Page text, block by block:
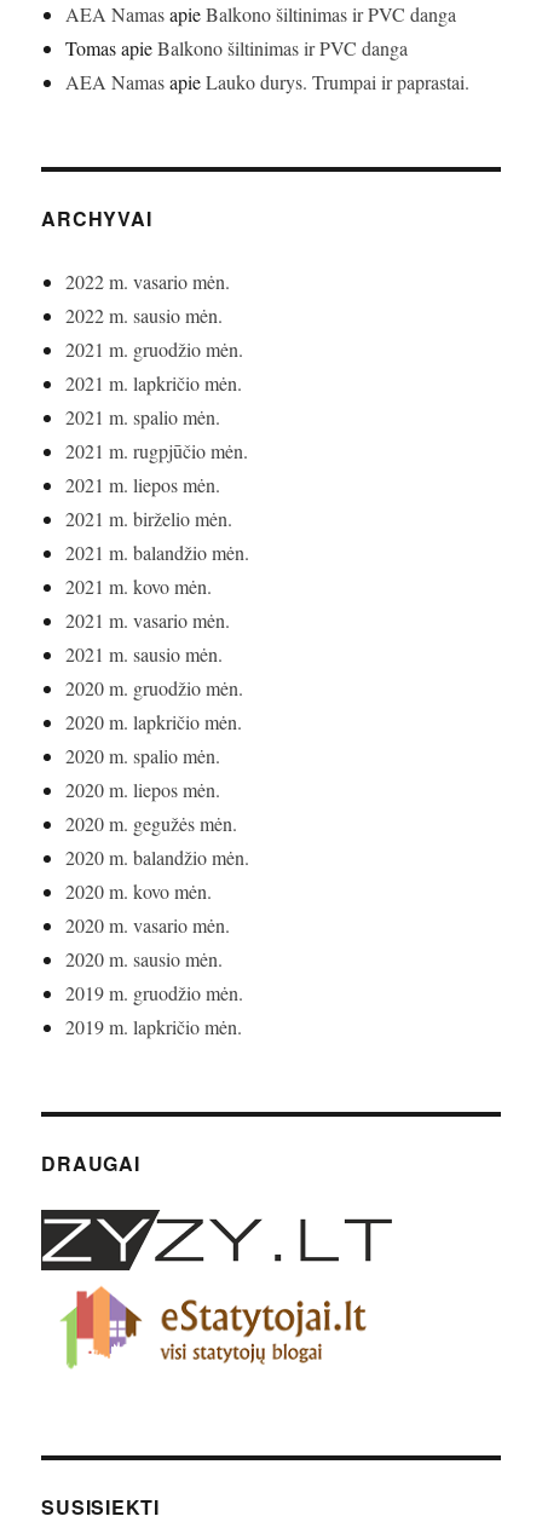
AEA NamasapieBalkono šiltinimas ir PVC danga
TomasapieBalkono šiltinimas ir PVC danga
AEA NamasapieLauko durys. Trumpai ir paprastai.
ARCHYVAI
2022 m. vasario mėn.
2022 m. sausio mėn.
2021 m. gruodžio mėn.
2021 m. lapkričio mėn.
2021 m. spalio mėn.
2021 m. rugpjūčio mėn.
2021 m. liepos mėn.
2021 m. birželio mėn.
2021 m. balandžio mėn.
2021 m. kovo mėn.
2021 m. vasario mėn.
2021 m. sausio mėn.
2020 m. gruodžio mėn.
2020 m. lapkričio mėn.
2020 m. spalio mėn.
2020 m. liepos mėn.
2020 m. gegužės mėn.
2020 m. balandžio mėn.
2020 m. kovo mėn.
2020 m. vasario mėn.
2020 m. sausio mėn.
2019 m. gruodžio mėn.
2019 m. lapkričio mėn.
DRAUGAI
SUSISIEKTI